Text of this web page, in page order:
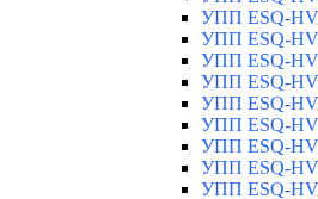
УПП ESQ-
УПП ESQ-
УПП ESQ-
УПП ESQ-
УПП ESQ-
УПП ESQ-
УПП ESQ-
УПП ESQ-
УПП ESQ-